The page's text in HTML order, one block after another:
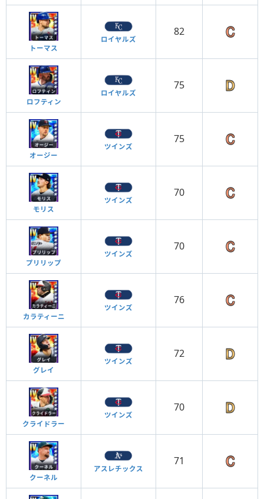
トーマス
ロイヤルズ
82
ロフティン
ロイヤルズ
75
オージー
ツインズ
75
モリス
ツインズ
70
プリリップ
ツインズ
70
カラティーニ
ツインズ
76
グレイ
ツインズ
72
クライドラー
ツインズ
70
クーネル
アスレチックス
71